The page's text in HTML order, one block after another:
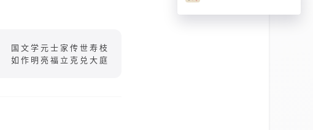
国文学元士家传世寿枝
如作明亮福立克兑大庭